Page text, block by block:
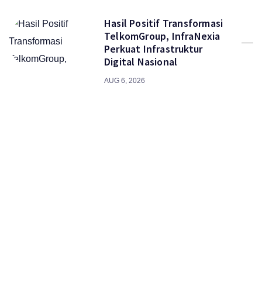
Hasil Positif Transformasi
TelkomGroup, InfraNexia
Perkuat Infrastruktur
Digital Nasional
AUG 6, 2026